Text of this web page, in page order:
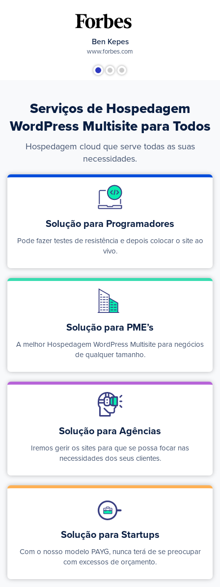
Ben Kepes
www.forbes.com
Serviços de Hospedagem
WordPress Multisite para Todos
Hospedagem cloud que serve todas as suas
necessidades.
Solução para Programadores
Pode fazer testes de resistência e depois colocar o site ao
vivo.
Solução para PME’s
A melhor Hospedagem WordPress Multisite para negócios
de qualquer tamanho.
Solução para Agências
Iremos gerir os sites para que se possa focar nas
necessidades dos seus clientes.
Solução para Startups
Com o nosso modelo PAYG, nunca terá de se preocupar
com excessos de orçamento.